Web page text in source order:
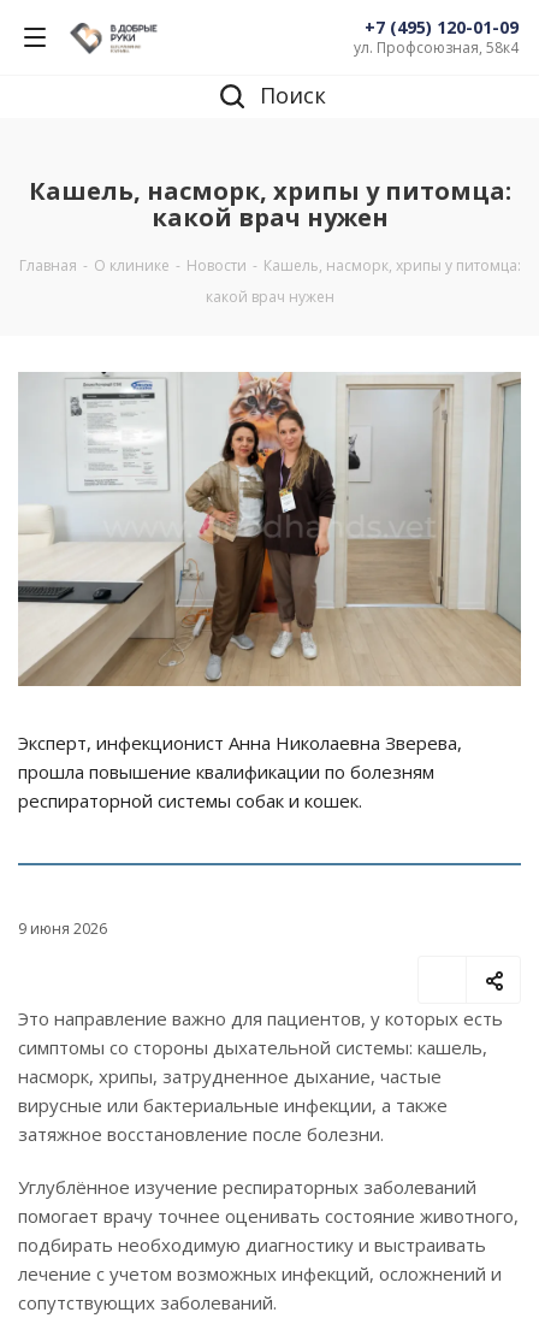
+7 (495) 120-01-09
ул. Профсоюзная, 58к4
Поиск
Кашель, насморк, хрипы у питомца:
какой врач нужен
Главная - О клинике - Новости - Кашель, насморк, хрипы у питомца:
какой врач нужен
Эксперт, инфекционист Анна Николаевна Зверева,
прошла повышение квалификации по болезням
респираторной системы собак и кошек.
9 июня 2026
Это направление важно для пациентов, у которых есть
симптомы со стороны дыхательной системы: кашель,
насморк, хрипы, затрудненное дыхание, частые
вирусные или бактериальные инфекции, а также
затяжное восстановление после болезни.
Углублённое изучение респираторных заболеваний
помогает врачу точнее оценивать состояние животного,
подбирать необходимую диагностику и выстраивать
лечение с учетом возможных инфекций, осложнений и
сопутствующих заболеваний.